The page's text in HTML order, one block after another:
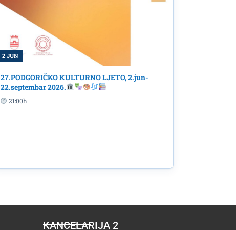
2 JUN
27.PODGORIČKO KULTURNO LJETO, 2.jun-
22.septembar 2026.
21:00h
KANCELARIJA 2